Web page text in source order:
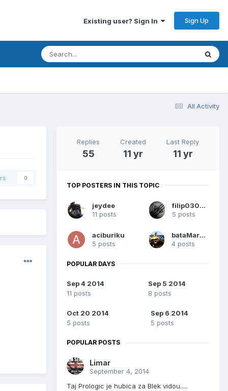
Existing user? Sign In Sign Up
All Activity
0
Replies
55
Created
11 yr
Last Reply
11 yr
TOP POSTERS IN THIS TOPIC
jeydee
11 posts
filip030682
5 posts
aciburiku
5 posts
bataMareBG
4 posts
POPULAR DAYS
Sep 4 2014
11 posts
Sep 5 2014
8 posts
Oct 20 2014
5 posts
Sep 6 2014
5 posts
POPULAR POSTS
Limar
September 4, 2014
Taj Prologic je hubica za Blek vidou.....